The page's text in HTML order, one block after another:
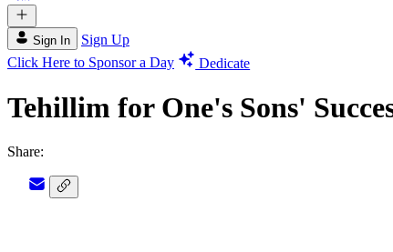
Sign In
Sign Up
Click Here to Sponsor a Day
Dedicate
Tehillim for One's Sons'
Share: